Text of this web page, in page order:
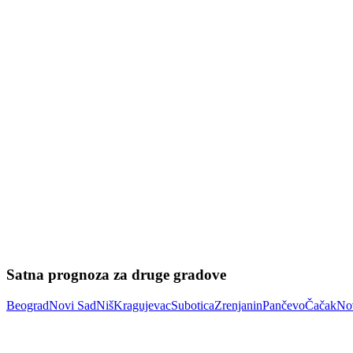
Satna prognoza za druge gradove
BeogradNovi SadNišKragujevacSuboticaZrenjaninPančevoČačak